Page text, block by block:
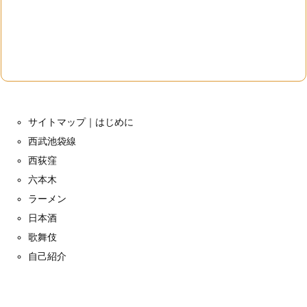
サイトマップ｜はじめに
西武池袋線
西荻窪
六本木
ラーメン
日本酒
歌舞伎
自己紹介